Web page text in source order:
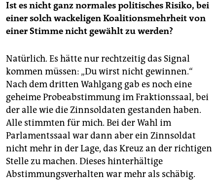
Ist es nicht ganz normales politisches Risiko, bei
einer solch wackeligen Koalitionsmehrheit von
einer Stimme nicht gewählt zu werden?
Natürlich. Es hätte nur rechtzeitig das Signal
kommen müssen: „Du wirst nicht gewinnen.“
Nach dem dritten Wahlgang gab es noch eine
geheime Probeabstimmung im Fraktionssaal, bei
der alle wie die Zinnsoldaten gestanden haben.
Alle stimmten für mich. Bei der Wahl im
Parlamentssaal war dann aber ein Zinnsoldat
nicht mehr in der Lage, das Kreuz an der richtigen
Stelle zu machen. Dieses hinterhältige
Abstimmungsverhalten war mehr als schäbig.